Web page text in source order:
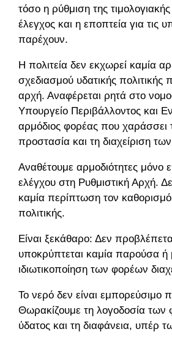
τόσο η ρύθμιση της
έλεγχος και η εποπτεία για τις
παρέχουν.
Η πολιτεία δεν εκχωρεί καμία
σχεδιασμού υδατικής πολιτικής
αρχή. Αναφέρεται ρητά στο
Υπουργείο Περιβάλλοντος και
αρμόδιος φορέας που χαράσσει
προστασία και τη διαχείριση
Αναθέτουμε αρμοδιότητες μόνο
ελέγχου στη Ρυθμιστική Αρχή.
καμία περίπτωση τον καθορισμό
πολιτικής.
Είναι ξεκάθαρο: Δεν
υποκρύπτεται καμία παρούσα ή
ιδιωτικοποίηση των φορέων
Το νερό δεν είναι εμπορεύσιμο
Θωρακίζουμε τη λογοδοσία των
ύδατος και τη διαφάνεια, υπέρ